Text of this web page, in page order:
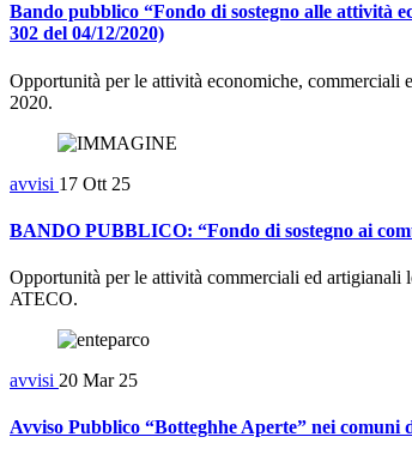
Bando pubblico “Fondo di sostegno alle attività
302 del 04/12/2020)
Opportunità per le attività economiche, commerciali
2020.
avvisi 17 Ott 25
BANDO PUBBLICO: “Fondo di sostegno ai
Opportunità per le attività commerciali ed
ATECO.
avvisi 20 Mar 25
Avviso Pubblico “Botteghhe Aperte” nei